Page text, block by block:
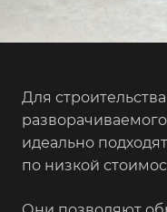
Для
идеально
по низкой